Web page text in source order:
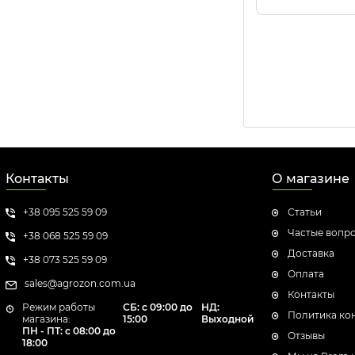
Контакты
+38 095 525 59 09
+38 068 525 59 09
+38 073 525 59 09
sales@agrozon.com.ua
Режим работы
магазина:
ПН - ПТ: с 08:00 до
18:00
СБ: с 09:00 до
15:00
НД:
Выходной
О магазине
Статьи
Частые
Доставка
Оплата
Контакты
Политика
Отзывы